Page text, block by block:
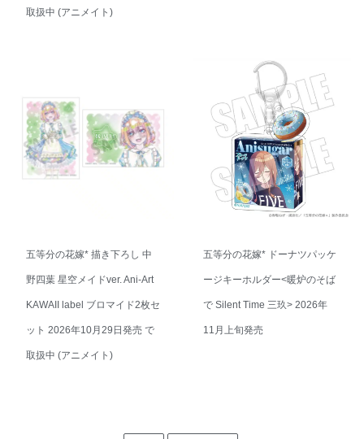
取扱中 (アニメイト)
五等分の花嫁* 描き下ろし 中
野四葉 星空メイドver. Ani-Art
KAWAII label ブロマイド2枚セ
ット 2026年10月29日発売 で
取扱中 (アニメイト)
五等分の花嫁* ドーナツパッケ
ージキーホルダー<暖炉のそば
で Silent Time 三玖> 2026年
11月上旬発売